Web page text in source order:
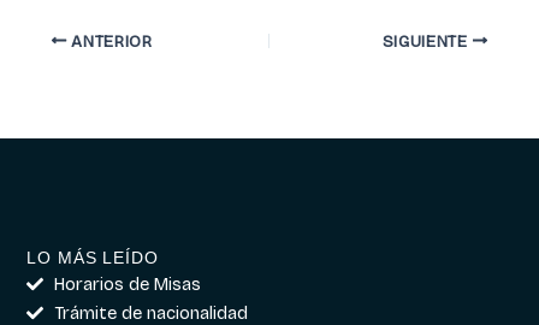
ANTERIOR SIGUIENTE
LO MÁS LEÍDO
Horarios de Misas
Trámite de nacionalidad